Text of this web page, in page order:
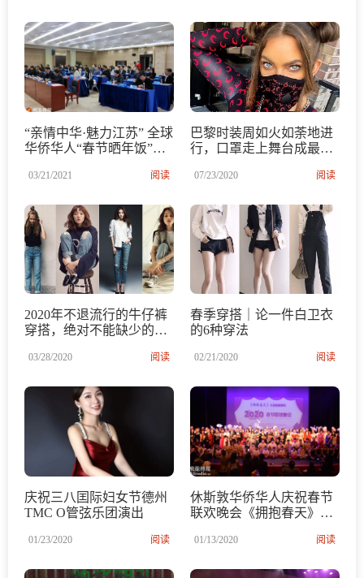
“亲情中华·魅力江苏” 全球
华侨华人“春节晒年饭”网
举行，Hot MaMa国际大赛
03/21/2021 阅读
巴黎时装周如火如荼地进
行，口罩走上舞台成最受
07/23/2020 阅读
2020年不退流行的牛仔裤
穿搭，绝对不能缺少的牛
钱！
03/28/2020 阅读
春季穿搭｜论一件白卫衣
的6种穿法
02/21/2020 阅读
庆祝三八囯际妇女节德州
TMC O管弦乐团演出
01/23/2020 阅读
休斯敦华侨华人庆祝春节
联欢晚会《拥抱春天》圆
01/13/2020 阅读